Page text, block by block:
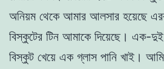
অনিয়ম থেকে আমার আলসার হয়েছে
বিস্কুটের টিন আমাকে দিয়েছে। এক-
বিস্কুট খেয়ে এক গ্লাস পানি খাই।